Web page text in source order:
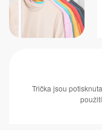
Trička jsou